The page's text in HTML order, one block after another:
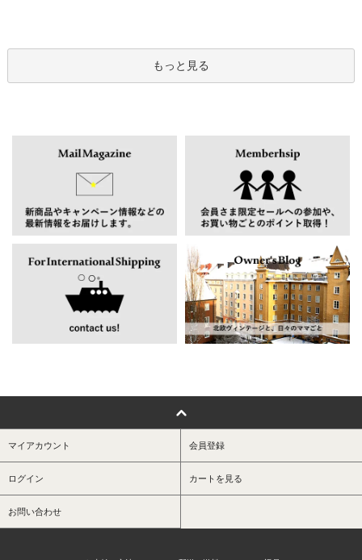
もっと見る
マイアカウント 会員登録
ログイン カートを見る
お問い合わせ